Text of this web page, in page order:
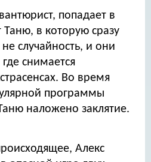
попадает в
Таню, в которую сразу
случайность, и они
снимается
Во время
программы
наложено заклятие.
Алекс